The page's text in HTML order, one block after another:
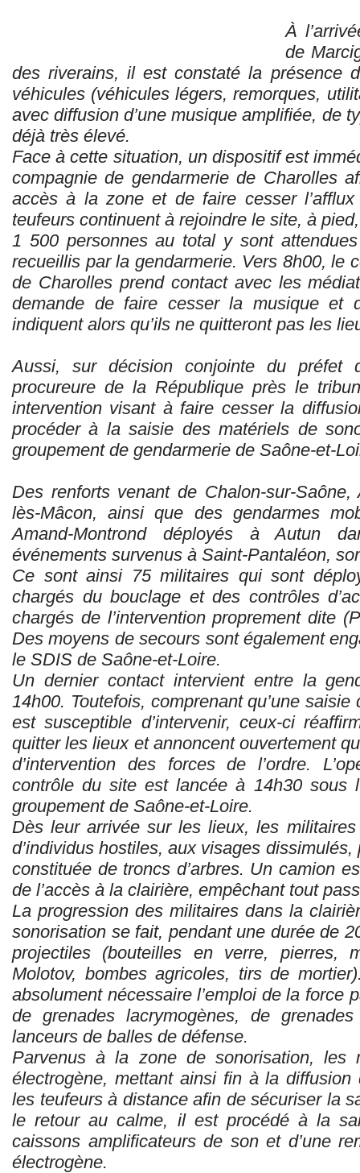
À
de
des riverains, il est constaté la présence
véhicules (véhicules légers, remorques,
avec diffusion d’une musique amplifiée, de
déjà très élevé.
Face à cette situation, un dispositif est
compagnie de gendarmerie de Charolles
accès à la zone et de faire cesser l’afflux
teufeurs continuent à rejoindre le site, à
1 500 personnes au total y sont attendues
recueillis par la gendarmerie. Vers 8h00, le
de Charolles prend contact avec les
demande de faire cesser la musique et
indiquent alors qu’ils ne quitteront pas les
Aussi, sur décision conjointe du préfet
procureure de la République près le
intervention visant à faire cesser la
procéder à la saisie des matériels de
groupement de gendarmerie de Saône-et-
Des renforts venant de Chalon-sur-
lès-Mâcon, ainsi que des gendarmes
Amand-Montrond déployés à Autun
événements survenus à Saint-Pantaléon,
Ce sont ainsi 75 militaires qui sont
chargés du bouclage et des contrôles
chargés de l’intervention proprement dite
Des moyens de secours sont également
le SDIS de Saône-et-Loire.
Un dernier contact intervient entre la
14h00. Toutefois, comprenant qu’une
est susceptible d’intervenir, ceux-ci
quitter les lieux et annoncent ouvertement
d’intervention des forces de l’ordre.
contrôle du site est lancée à 14h30 sous
groupement de Saône-et-Loire.
Dès leur arrivée sur les lieux, les
d’individus hostiles, aux visages
constituée de troncs d’arbres. Un camion
de l’accès à la clairière, empêchant tout
La progression des militaires dans la
sonorisation se fait, pendant une durée de
projectiles (bouteilles en verre, pierres,
Molotov, bombes agricoles, tirs de
absolument nécessaire l’emploi de la force
de grenades lacrymogènes, de
lanceurs de balles de défense.
Parvenus à la zone de sonorisation, les
électrogène, mettant ainsi fin à la
les teufeurs à distance afin de sécuriser la
le retour au calme, il est procédé à la
caissons amplificateurs de son et d’une
électrogène.